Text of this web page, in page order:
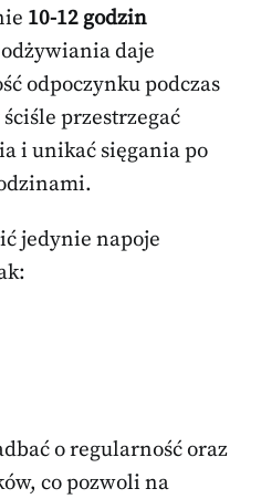
10-12 godzin
daje
odpoczynku podczas
przestrzegać
i unikać sięgania po
jedynie napoje
o regularność oraz
co pozwoli na